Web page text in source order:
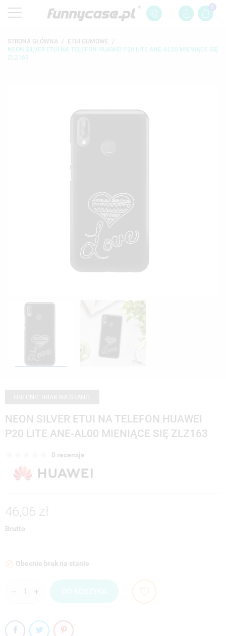
0
STRONA GŁÓWNA
ETUI GUMOWE
NEON SILVER ETUI NA TELEFON HUAWEI P20 LITE ANE-AL00 MIENIĄCE SIĘ
ZLZ163
NEON SILVER ETUI NA TELEFON HUAWEI
P20 LITE ANE-AL00 MIENIĄCE SIĘ ZLZ163
0 recenzje
46,06 zł
Brutto
 Obecnie brak na stanie